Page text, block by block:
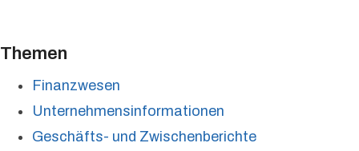
Themen
Finanzwesen
Unternehmensinformationen
Geschäfts- und Zwischenberichte